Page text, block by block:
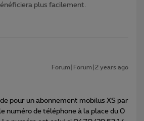
plus facilement.
Forum|Forum|2 years ago
pour un abonnement mobilus XS par
numéro de téléphone à la place du 0